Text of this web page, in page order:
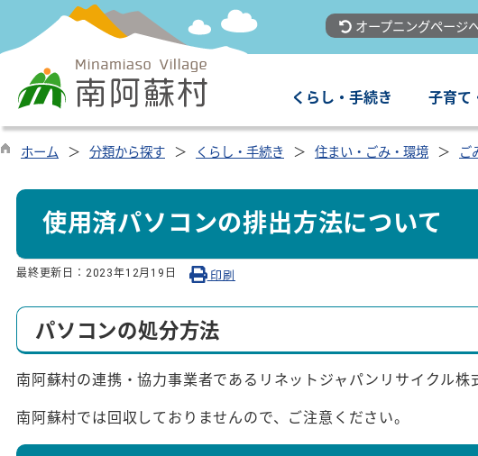
オープニングページ
くらし・手続き 子育て
ホーム 分類から探す くらし・手続き 住まい・ごみ・環境 ご
使用済パソコンの排出方法について
最終更新日： 2023年12月19日 印刷
パソコンの処分方法
南阿蘇村の連携・協力事業者であるリネットジャパンリサイクル株
南阿蘇村では回収しておりませんので、ご注意ください。